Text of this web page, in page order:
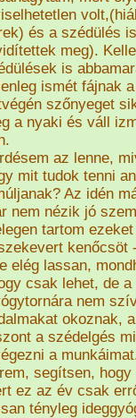
és a szédülés
meg).
is
ismét fájnak
szőnyeget
a nyaki és váll
az lenne,
mit tudok tenni
Az idén
nem nézik jó
tartom
kenőcsöt
elég lassan,
csak lehet, de
nem
okoznak,
a szédelgés
a
segítsen,
ez az év csak
tényleg